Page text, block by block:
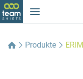
Produkte